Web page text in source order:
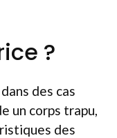
?
des cas
un corps trapu,
des